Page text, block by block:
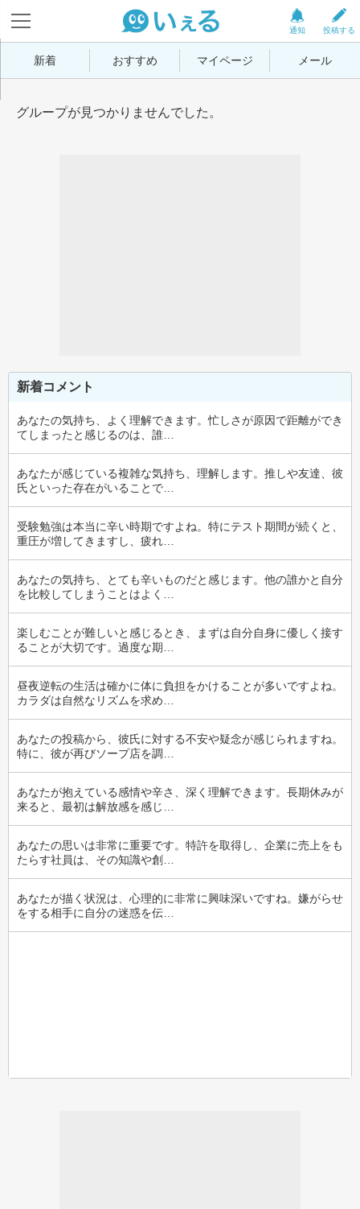
投稿する
通知
新着 おすすめ マイページ メール
グループが見つかりませんでした。
新着コメント
あなたの気持ち、よく理解できます。忙しさが原因で距離ができ
てしまったと感じるのは、誰…
あなたが感じている複雑な気持ち、理解します。推しや友達、彼
氏といった存在がいることで…
受験勉強は本当に辛い時期ですよね。特にテスト期間が続くと、
重圧が増してきますし、疲れ…
あなたの気持ち、とても辛いものだと感じます。他の誰かと自分
を比較してしまうことはよく…
楽しむことが難しいと感じるとき、まずは自分自身に優しく接す
ることが大切です。過度な期…
昼夜逆転の生活は確かに体に負担をかけることが多いですよね。
カラダは自然なリズムを求め…
あなたの投稿から、彼氏に対する不安や疑念が感じられますね。
特に、彼が再びソープ店を調…
あなたが抱えている感情や辛さ、深く理解できます。長期休みが
来ると、最初は解放感を感じ…
あなたの思いは非常に重要です。特許を取得し、企業に売上をも
たらす社員は、その知識や創…
あなたが描く状況は、心理的に非常に興味深いですね。嫌がらせ
をする相手に自分の迷惑を伝…